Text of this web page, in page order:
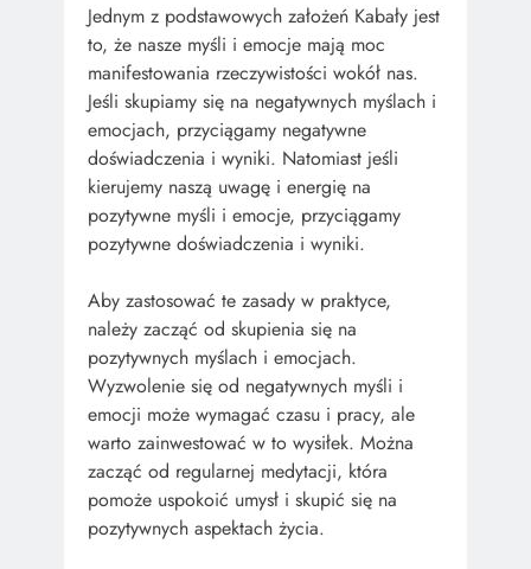
Jednym z podstawowych założeń Kabały jest
to, że nasze myśli i emocje mają moc
manifestowania rzeczywistości wokół nas.
Jeśli skupiamy się na negatywnych myślach i
emocjach, przyciągamy negatywne
doświadczenia i wyniki. Natomiast jeśli
kierujemy naszą uwagę i energię na
pozytywne myśli i emocje, przyciągamy
pozytywne doświadczenia i wyniki.
Aby zastosować te zasady w praktyce,
należy zacząć od skupienia się na
pozytywnych myślach i emocjach.
Wyzwolenie się od negatywnych myśli i
emocji może wymagać czasu i pracy, ale
warto zainwestować w to wysiłek. Można
zacząć od regularnej medytacji, która
pomoże uspokoić umysł i skupić się na
pozytywnych aspektach życia.